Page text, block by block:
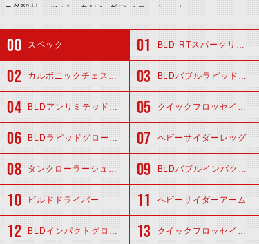
■必殺技：スパークリングフィニッシュ！
スペック BLD-RTスパークリングヘッド
カルボニックチェストアーマー BLDバブルラピッドショルダー
BLDアンリミテッドスーツ クイックフロッセイアーム
BLDラピッドグローブ ヘビーサイダーレッグ
タンクローラーシューズ BLDバブルインパクトショルダー
ビルドドライバー ヘビーサイダーアーム
BLDインパクトグローブ クイックフロッセイレッグ